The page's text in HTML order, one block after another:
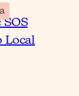
SOS
Local